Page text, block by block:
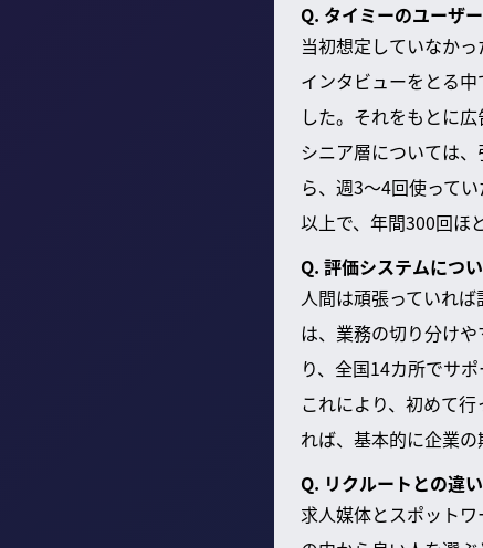
Q. タイミーのユーザ
当初想定していなか
インタビューをとる
した。それをもとに
シニア層については
ら、週3〜4回使って
以上で、年間300回ほ
Q. 評価システムにつ
人間は頑張っていれ
は、業務の切り分け
り、全国14カ所でサポ
これにより、初めて
れば、基本的に企業
Q. リクルートとの違
求人媒体とスポット